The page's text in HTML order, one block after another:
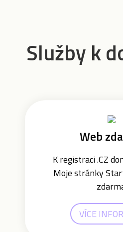
Služby k
Web
K registraci .CZ
Moje stránky
VÍCE